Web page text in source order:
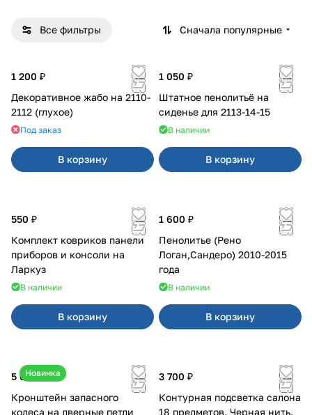
Все фильтры Сначала популярные
1 200 ₽
Декоративное жабо на 2110-
2112 (глухое)
Под заказ
В корзину
1 050 ₽
Штатное пенолитьё на
сиденье для 2113-14-15
В наличии
В корзину
550 ₽
Комплект ковриков панели
приборов и консоли на
Ларкуз
В наличии
В корзину
1 600 ₽
Пенолитье (Рено
Логан,Сандеро) 2010-2015
года
В наличии
В корзину
Новинка
5 050 ₽
Кронштейн запасного
колеса на дверные петли
3 700 ₽
Контурная подсветка салона
18 предметов. Черная нить.